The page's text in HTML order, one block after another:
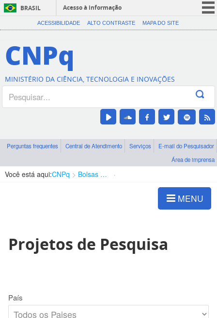
BRASIL
Acesso à informação
CORONAVÍRUS (COVID-19)
Canais
ACESSIBILIDADE ALTO CONTRASTE MAPA DO SITE
CNPq
MINISTÉRIO DA CIÊNCIA, TECNOLOGIA E INOVAÇÕES
Perguntas frequentes Central de Atendimento Serviços
E-mail do Pesquisador
Área de imprensa
Você está aqui:CNPq Bolsas e Auxílios Vigentes
MENU
Projetos de Pesquisa
País